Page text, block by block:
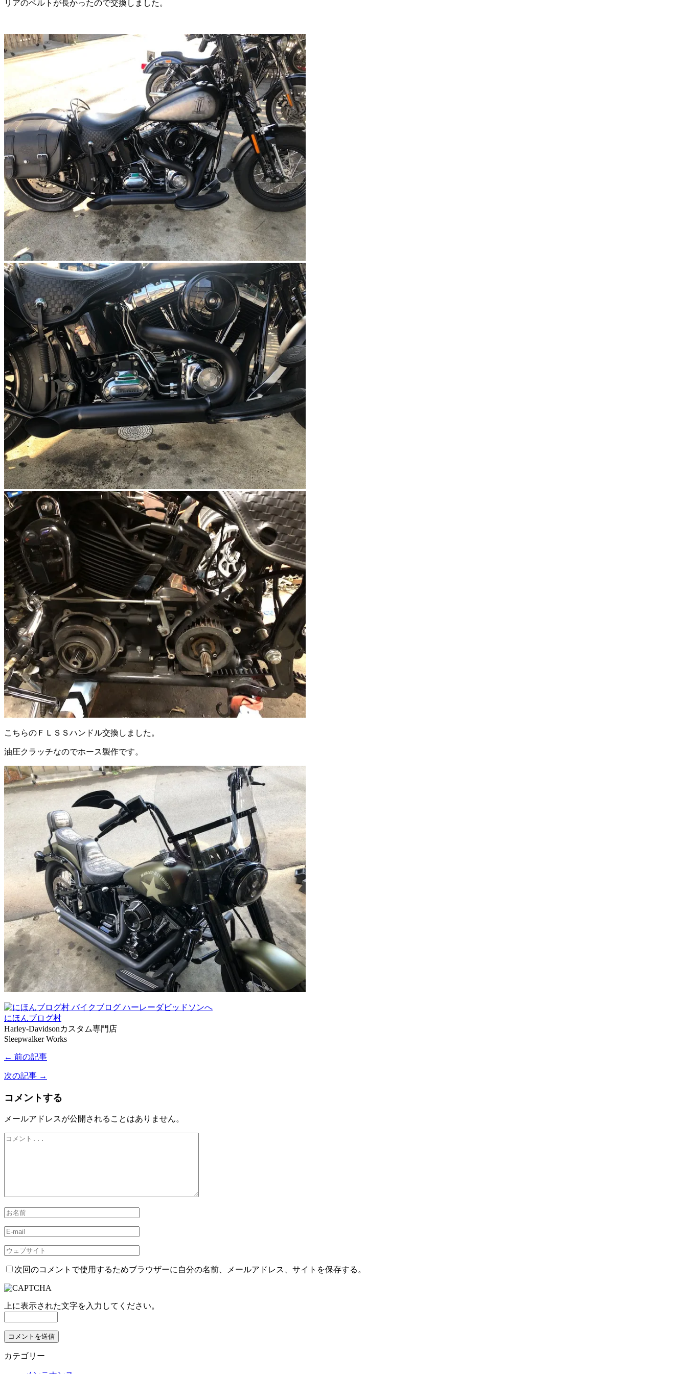
リアのベルトが長かったので交換しました。
こちらのＦＬＳＳハンドル交換しました。
油圧クラッチなのでホース製作です。
にほんブログ村
Harley-Davidsonカスタム専門店
Sleepwalker Works
← 前の記事
次の記事 →
コメントする
メールアドレスが公開されることはありません。
次回のコメントで使用するためブラウザーに自分の名前、メールアドレス、サイトを保存する。
上に表示された文字を入力してください。
カテゴリー